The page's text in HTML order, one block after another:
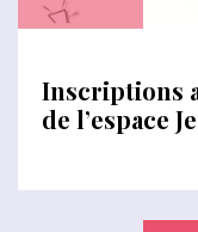
Inscriptions
de l’espace